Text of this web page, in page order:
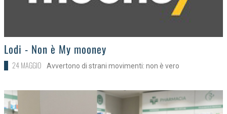
>Lodi - Non è My mooney
24 MAGGIO Avvertono di strani movimenti: non è vero